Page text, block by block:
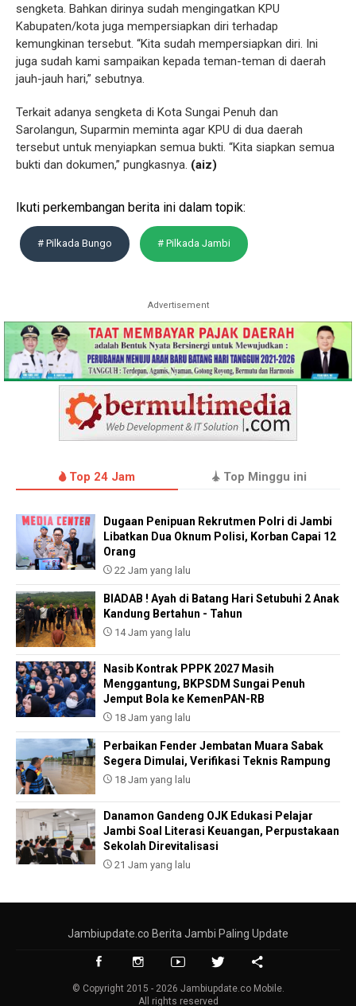
sengketa. Bahkan dirinya sudah mengingatkan KPU
Kabupaten/kota juga mempersiapkan diri terhadap
kemungkinan tersebut. “Kita sudah mempersiapkan diri. Ini
juga sudah kami sampaikan kepada teman-teman di daerah
jauh-jauh hari,” sebutnya.
Terkait adanya sengketa di Kota Sungai Penuh dan
Sarolangun, Suparmin meminta agar KPU di dua daerah
tersebut untuk menyiapkan semua bukti. “Kita siapkan semua
bukti dan dokumen,” pungkasnya. (aiz)
Ikuti perkembangan berita ini dalam topik:
# Pilkada Bungo # Pilkada Jambi
Advertisement
Top 24 Jam Top Minggu ini
Dugaan Penipuan Rekrutmen Polri di Jambi
Libatkan Dua Oknum Polisi, Korban Capai 12
Orang
22 Jam yang lalu
BIADAB ! Ayah di Batang Hari Setubuhi 2 Anak
Kandung Bertahun - Tahun
14 Jam yang lalu
Nasib Kontrak PPPK 2027 Masih
Menggantung, BKPSDM Sungai Penuh
Jemput Bola ke KemenPAN-RB
18 Jam yang lalu
Perbaikan Fender Jembatan Muara Sabak
Segera Dimulai, Verifikasi Teknis Rampung
18 Jam yang lalu
Danamon Gandeng OJK Edukasi Pelajar
Jambi Soal Literasi Keuangan, Perpustakaan
Sekolah Direvitalisasi
21 Jam yang lalu
Jambiupdate.co Berita Jambi Paling Update
© Copyright 2015 - 2026 Jambiupdate.co Mobile.
All rights reserved